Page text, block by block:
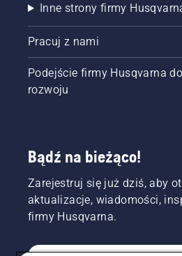
Inne strony firmy
Pracuj z nami
Podejście firmy Husqvarna
rozwoju
Bądź na bieżąco!
Zarejestruj się już dziś, aby
aktualizacje, wiadomości,
firmy Husqvarna.